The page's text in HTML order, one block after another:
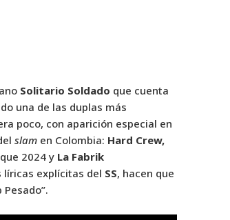
Solitario Soldado que cuenta
una de las duplas más
poco, con aparición especial en
slamen Colombia: Hard Crew,
2024 y La Fabrik
líricas explícitas del SS, hacen que